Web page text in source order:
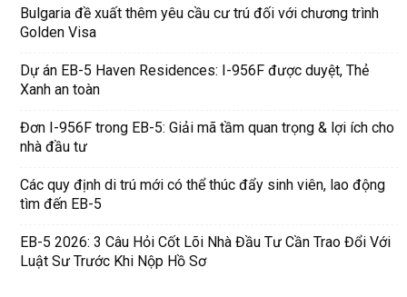
Bulgaria đề xuất thêm yêu cầu cư trú đối với chương trình
Golden Visa
Dự án EB-5 Haven Residences: I-956F được duyệt, Thẻ
Xanh an toàn
Đơn I-956F trong EB-5: Giải mã tầm quan trọng & lợi ích cho
nhà đầu tư
Các quy định di trú mới có thể thúc đẩy sinh viên, lao động
tìm đến EB-5
EB-5 2026: 3 Câu Hỏi Cốt Lõi Nhà Đầu Tư Cần Trao Đổi Với
Luật Sư Trước Khi Nộp Hồ Sơ